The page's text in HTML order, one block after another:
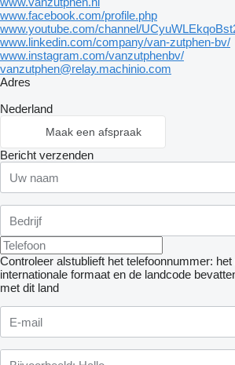
www.facebook.com/profile.php
www.youtube.com/channel/
www.linkedin.com/company/van-zutphen-bv/
www.instagram.com/vanzutphenbv/
vanzutphen@relay.machinio.com
Adres
Nederland
Maak een afspraak
Bericht verzenden
Controleer alstublieft het telefoonnummer:
internationale formaat en de landcode
met dit land